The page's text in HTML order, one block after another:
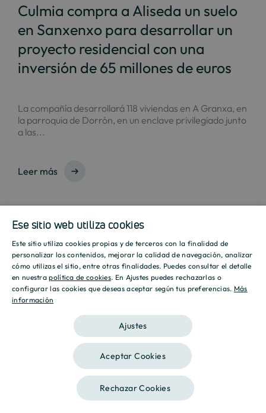
Culmia compra a Aliseda un suelo
en Sanxenxo para desarrollar un
proyecto residencial con una
inversión de 65 millones de euros
La compañía desarrollará 118 viviendas en A Granxa, en
la parroquia de Dorrón, en un enclave privilegiado junto
a las...
Leer más
Destino, tu
hogar.
SPANISH
ENGLISH
Ese sitio web utiliza cookies
Este sitio utiliza cookies propias y de terceros con la finalidad de
personalizar los contenidos, mejorar la calidad de navegación, analizar
cómo utilizas el sitio, entre otras finalidades. Puedes consultar el detalle
en nuestrapolítica de cookies. En Ajustes puedes rechazarlas o
configurar las cookies que deseas aceptar según tus preferencias. Más
información
Ajustes
Aceptar Cookies
Rechazar Cookies